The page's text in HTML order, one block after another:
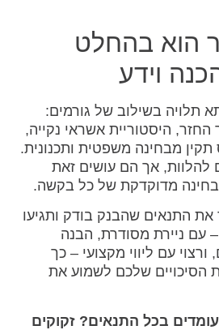
הוא בהחלט
וידע
תלויה בשילוב של גורמים:
החזר, היסטוריית אשראי נקייה,
תקין מבחינה משפטית ותכנונית.
להלוות, אך הם עושים זאת
מדוקדקת של כל בקשה.
את התנאים שהבנק בודק ותגיעו
– עם ניירת מסודרת, הבנה
ורצוי עם ליווי מקצועי – כך
הסיכויים שלכם לשמוע את
בכל התנאים? זקוקים